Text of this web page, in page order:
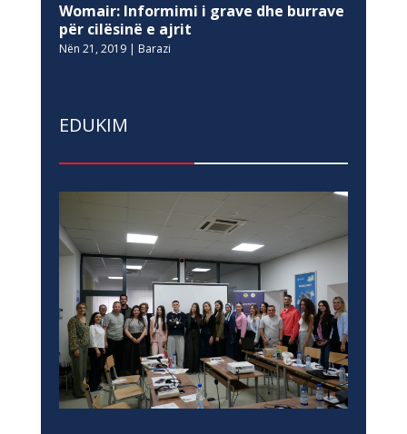
Womair: Informimi i grave dhe burrave
për cilësinë e ajrit
Nën 21, 2019| Barazi
EDUKIM